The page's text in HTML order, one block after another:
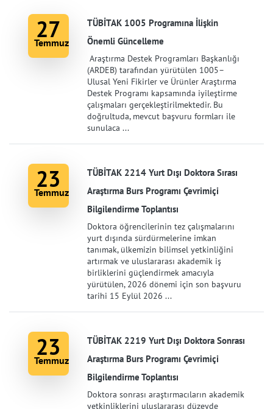
27
Temmuz
TÜBİTAK 1005 Programına İlişkin
Önemli Güncelleme
Araştırma Destek Programları Başkanlığı
(ARDEB) tarafından yürütülen 1005–
Ulusal Yeni Fikirler ve Ürünler Araştırma
Destek Programı kapsamında iyileştirme
çalışmaları gerçekleştirilmektedir. Bu
doğrultuda, mevcut başvuru formları ile
sunulaca ...
23
Temmuz
TÜBİTAK 2214 Yurt Dışı Doktora Sırası
Araştırma Burs Programı Çevrimiçi
Bilgilendirme Toplantısı
Doktora öğrencilerinin tez çalışmalarını
yurt dışında sürdürmelerine imkan
tanımak, ülkemizin bilimsel yetkinliğini
artırmak ve uluslararası akademik iş
birliklerini güçlendirmek amacıyla
yürütülen, 2026 dönemi için son başvuru
tarihi 15 Eylül 2026 ...
23
Temmuz
TÜBİTAK 2219 Yurt Dışı Doktora Sonrası
Araştırma Burs Programı Çevrimiçi
Bilgilendirme Toplantısı
Doktora sonrası araştırmacıların akademik
yetkinliklerini uluslararası düzeyde